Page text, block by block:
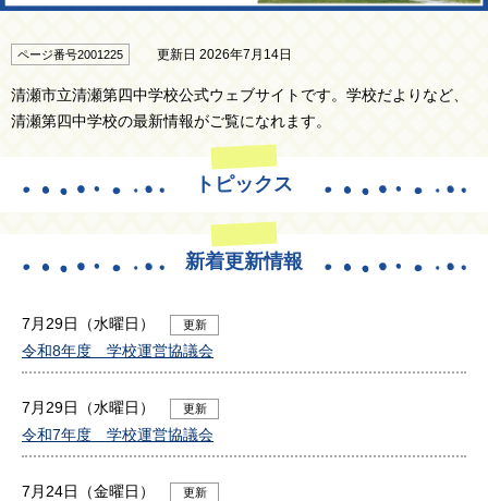
ページ番号2001225 更新日 2026年7月14日
清瀬市立清瀬第四中学校公式ウェブサイトです。学校だよりなど、
清瀬第四中学校の最新情報がご覧になれます。
トピックス
新着更新情報
7月29日（水曜日） 更新
令和8年度 学校運営協議会
7月29日（水曜日） 更新
令和7年度 学校運営協議会
7月24日（金曜日） 更新